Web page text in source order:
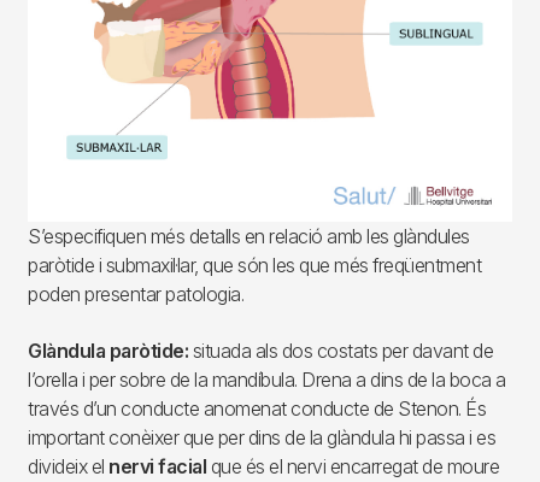
S’especifiquen més detalls en relació amb les glàndules
paròtide i submaxil·lar, que són les que més freqüentment
poden presentar patologia.
Glàndula paròtide: situada als dos costats per davant de
l’orella i per sobre de la mandíbula. Drena a dins de la boca a
través d’un conducte anomenat conducte de Stenon. És
important conèixer que per dins de la glàndula hi passa i es
divideix el nervi facial que és el nervi encarregat de moure